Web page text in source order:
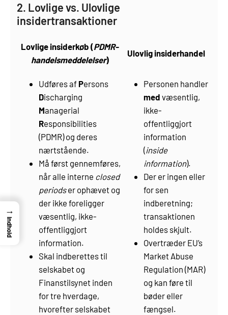
2. Lovlige vs. Ulovlige
insidertransaktioner
Lovlige insiderkøb (PDMR-
handelsmeddelelser)
Ulovlig insiderhandel
Udføres af Persons
Discharging
Managerial
Responsibilities
(PDMR) og deres
nærtstående.
Må først gennemføres,
når alle interne closed
periodser ophævet og
der ikke foreligger
væsentlig, ikke-
offentliggjort
information.
Skal indberettes til
selskabet og
Finanstilsynet inden
for tre hverdage,
hvorefter selskabet
Personen handler
med væsentlig,
ikke-
offentliggjort
information
(inside
information).
Der er ingen eller
for sen
indberetning;
transaktionen
holdes skjult.
Overtræder EU’s
Market Abuse
Regulation (MAR)
og kan føre til
bøder eller
fængsel.
→
Indhold